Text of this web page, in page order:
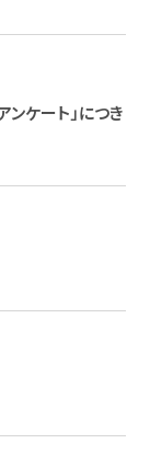
ケート」につき